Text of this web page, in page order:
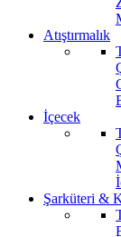
Atıştırmalık
İçecek
Şarküteri &